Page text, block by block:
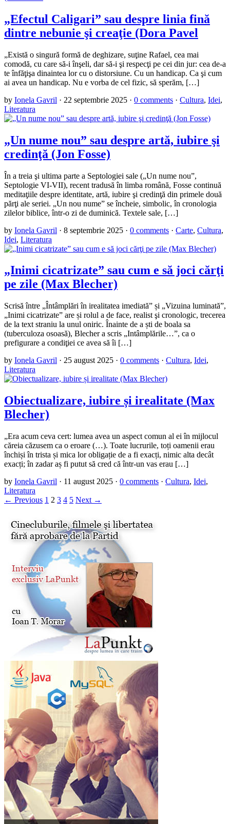
„Efectul Caligari” sau despre linia fină
dintre nebunie şi creaţie (Dora Pavel
„Există o singură formă de deghizare, suţine Rafael, cea mai
comodă, cu care să-i înşeli, dar să-i şi respecţi pe cei din jur: cea de-a
te înfăţişa dinaintea lor cu o distorsiune. Cu un handicap. Ca şi cum
ai avea un handicap. Nu e vorba de cel fizic, să sperăm, […]
by Ionela Gavril · 22 septembrie 2025 · 0 comments · Cultura, Idei,
Literatura
„Un nume nou” sau despre artă, iubire şi
credinţă (Jon Fosse)
În a treia şi ultima parte a Septologiei sale („Un nume nou”,
Septologie VI-VII), recent tradusă în limba română, Fosse continuă
meditaţiile despre identitate, artă, iubire şi credinţă din primele două
părţi ale seriei. „Un nou nume” se încheie, simbolic, în cronologia
zilelor biblice, într-o zi de duminică. Textele sale, […]
by Ionela Gavril · 8 septembrie 2025 · 0 comments · Carte, Cultura,
Idei, Literatura
„Inimi cicatrizate” sau cum e să joci cărţi
pe zile (Max Blecher)
Scrisă între „Întâmplări în irealitatea imediată” și „Vizuina luminată”,
„Inimi cicatrizate” are și rolul a de face, realist şi cronologic, trecerea
de la text straniu la unul oniric. Înainte de a ști de boala sa
(tuberculoza osoasă), Blecher a scris „Intâmplările…”, ca o
prefigurare a condiţiei ce avea să îi […]
by Ionela Gavril · 25 august 2025 · 0 comments · Cultura, Idei,
Literatura
Obiectualizare, iubire și irealitate (Max
Blecher)
„Era acum ceva cert: lumea avea un aspect comun al ei în mijlocul
căreia căzusem ca o eroare (…). Toate lucrurile, toți oamenii erau
închiși în trista și mica lor obligație de a fi exacți, nimic alta decât
exacți; în zadar aș fi putut să cred că într-un vas erau […]
by Ionela Gavril · 11 august 2025 · 0 comments · Cultura, Idei,
Literatura
← Previous 1 2 3 4 5 Next →